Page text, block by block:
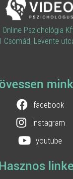
Online Pszichológia
Csomád, Levente
facebook
instagram
youtube